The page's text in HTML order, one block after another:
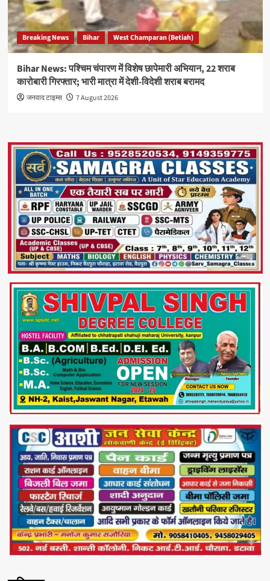
Breaking News Bihar West Champaran (Betiah)
Bihar News: पश्चिम चंपारण में विशेष छापेमारी अभियान, 22 शराब
कारोबारी गिरफ्तार; भारी मात्रा में देशी-विदेशी शराब बरामद
जनवाद टाइम्स 7 August 2026